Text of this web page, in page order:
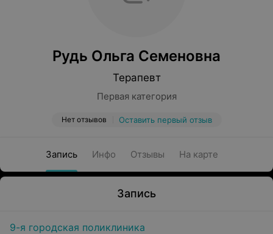
Рудь Ольга Семеновна
Терапевт
Первая категория
Нет отзывов Оставить первый отзыв
Запись Инфо Отзывы На карте
Запись
9-я городская поликлиника